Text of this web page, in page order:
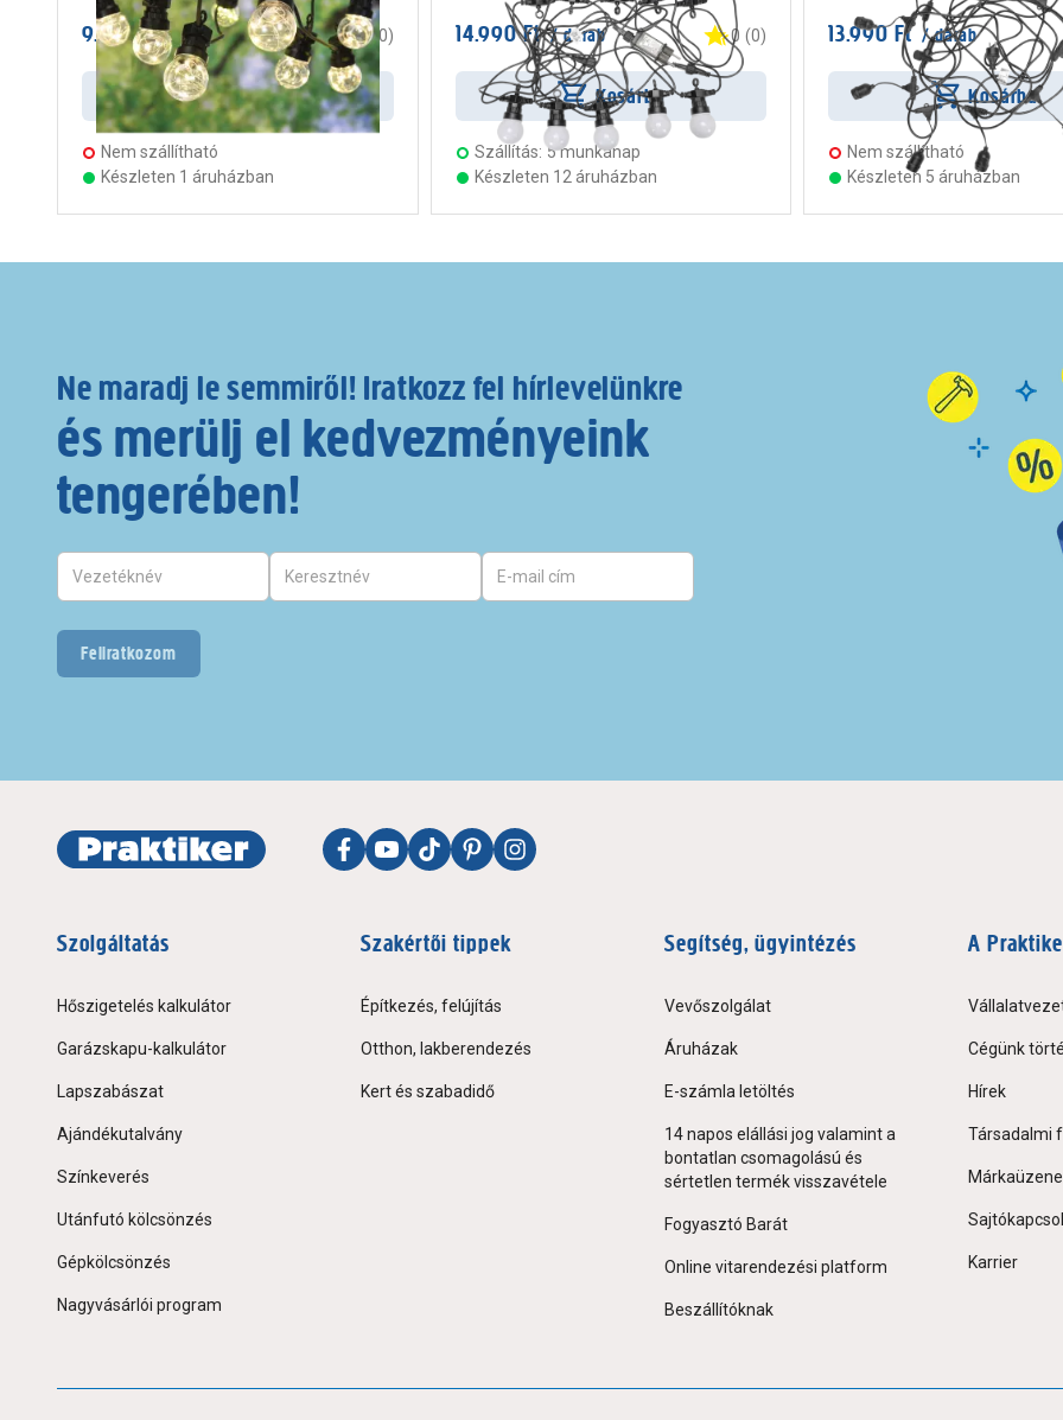
9.399 Ft / darab 0 (0)
Kosárba
Nem szállítható
Készleten 1 áruházban
14.990 Ft / darab 0 (0)
Kosárba
Szállítás: 5 munkanap
Készleten 12 áruházban
13.990 Ft / darab
Kosárba
Nem szállítható
Készleten 5 áruházban
Ne maradj le semmiről! Iratkozz fel hírlevelünkre
és merülj el kedvezményeink
tengerében!
Feliratkozom
Szolgáltatás
Hőszigetelés kalkulátor
Garázskapu-kalkulátor
Lapszabászat
Ajándékutalvány
Színkeverés
Utánfutó kölcsönzés
Gépkölcsönzés
Nagyvásárlói program
Szakértői tippek
Építkezés, felújítás
Otthon, lakberendezés
Kert és szabadidő
Segítség, ügyintézés
Vevőszolgálat
Áruházak
E-számla letöltés
14 napos elállási jog valamint a
bontatlan csomagolású és
sértetlen termék visszavétele
Fogyasztó Barát
Online vitarendezési platform
Beszállítóknak
A
Cégünk
Hírek
Társadalmi
Karrier